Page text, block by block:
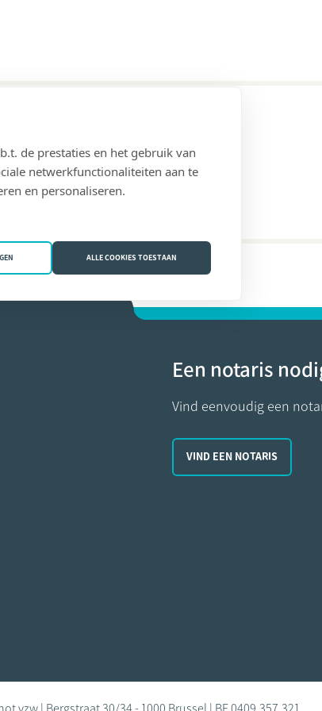
Een notaris
Vind eenvoudig een
VIND EEN NOTARIS
de prestaties en het gebruik van
netwerkfunctionaliteiten aan te
en personaliseren.
ALLE COOKIES TOESTAAN